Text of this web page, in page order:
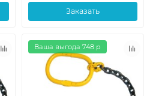
Заказать
Ваша выгода 748 р